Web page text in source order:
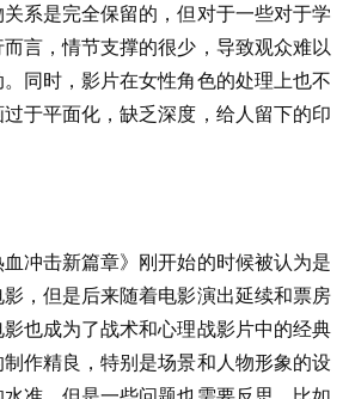
系是完全保留的，但对于一些对于学
言，情节支撑的很少，导致观众难以
同时，影片在女性角色的处理上也不
于平面化，缺乏深度，给人留下的印
血冲击新篇章》刚开始的时候被认为是
，但是后来随着电影演出延续和票房
也成为了战术和心理战影片中的经典
作精良，特别是场景和人物形象的设